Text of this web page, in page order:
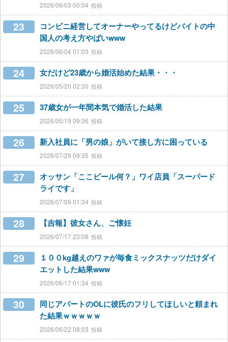
2026/06/03 00:04
23
コンビニ経営してオーナーやってるけどバイトの中
国人の考え方やばいwww
2026/06/04 01:03
24 女だけど23歳から婚活始めた結果・・・
2026/05/20 02:30
25 37歳女が一年間本気で婚活した結果
2026/05/19 09:36
26 新入社員に「男の娘」がいて接し方に困っている
2026/07/29 09:35
27
オッサン「ここビール何？」ワイ店員「スーパード
ライです」
2026/07/09 01:34
28 【吉報】彼女さん、ご懐妊
2026/07/17 23:08
29
１００kg越えのワァが毎食ミックスナッツだけダイ
エットした結果www
2026/06/17 01:34
30
同じアパートのOLに彼氏のフリしてほしいと頼まれ
た結果ｗｗｗｗｗ
2026/06/22 08:03